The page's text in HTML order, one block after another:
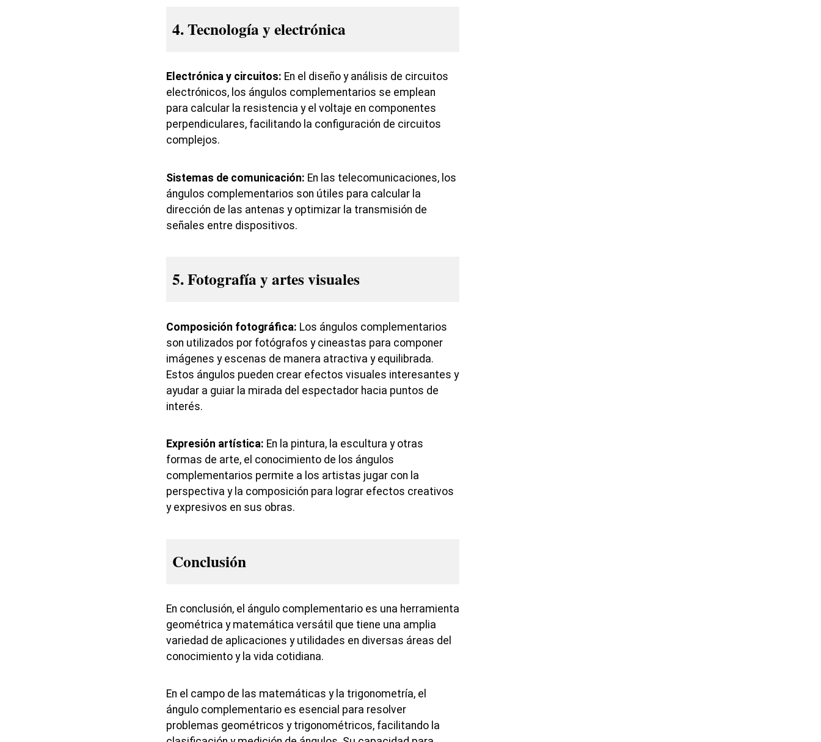
4. Tecnología y electrónica
Electrónica y circuitos: En el diseño y análisis de circuitos
electrónicos, los ángulos complementarios se emplean
para calcular la resistencia y el voltaje en componentes
perpendiculares, facilitando la configuración de circuitos
complejos.
Sistemas de comunicación: En las telecomunicaciones, los
ángulos complementarios son útiles para calcular la
dirección de las antenas y optimizar la transmisión de
señales entre dispositivos.
5. Fotografía y artes visuales
Composición fotográfica: Los ángulos complementarios
son utilizados por fotógrafos y cineastas para componer
imágenes y escenas de manera atractiva y equilibrada.
Estos ángulos pueden crear efectos visuales interesantes y
ayudar a guiar la mirada del espectador hacia puntos de
interés.
Expresión artística: En la pintura, la escultura y otras
formas de arte, el conocimiento de los ángulos
complementarios permite a los artistas jugar con la
perspectiva y la composición para lograr efectos creativos
y expresivos en sus obras.
Conclusión
En conclusión, el ángulo complementario es una herramienta
geométrica y matemática versátil que tiene una amplia
variedad de aplicaciones y utilidades en diversas áreas del
conocimiento y la vida cotidiana.
En el campo de las matemáticas y la trigonometría, el
ángulo complementario es esencial para resolver
problemas geométricos y trigonométricos, facilitando la